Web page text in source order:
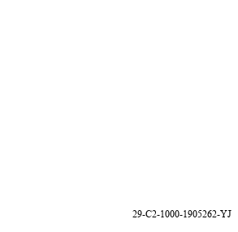
29-C2-1000-1905262-YJ